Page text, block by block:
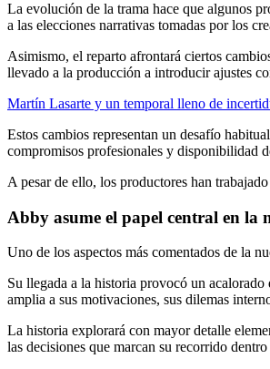
La evolución de la trama hace que algunos
a las elecciones narrativas tomadas por los
Asimismo, el reparto afrontará ciertos
llevado a la producción a introducir ajustes
Martín Lasarte y un temporal lleno de
Estos cambios representan un desafío
compromisos profesionales y disponibilidad
A pesar de ello, los productores han
Abby asume el papel central en la
Uno de los aspectos más comentados de la
Su llegada a la historia provocó un
amplia a sus motivaciones, sus dilemas
La historia explorará con mayor detalle
las decisiones que marcan su recorrido